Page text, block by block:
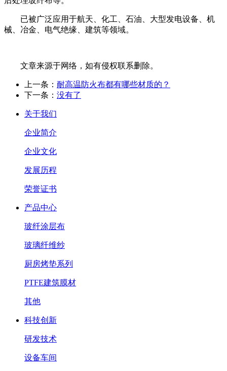
已被广泛应用于航天、化工、石油、大型发电设备、机
械、冶金、电气绝缘、建筑等领域。
文章来源于网络，如有侵权联系删除。
上一条： 耐高温防火布都有哪些材质的？
下一条： 没有了
关于我们
企业简介
企业文化
发展历程
荣誉证书
产品中心
玻纤涂层布
玻璃纤维纱
厨房烤垫系列
PTFE建筑膜材
其他
科技创新
研发技术
设备车间